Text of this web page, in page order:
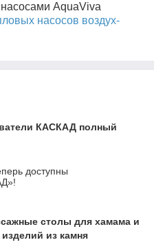
AquaViva
насосов воздух-
КАСКАД полный
доступны
столы для хамама и
из камня